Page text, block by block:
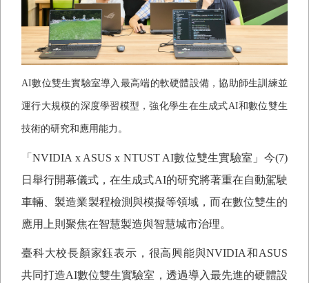
AI數位雙生實驗室導入最高端的軟硬體設備，協助師生訓練並
運行大規模的深度學習模型，強化學生在生成式AI和數位雙生
技術的研究和應用能力。
「NVIDIA x ASUS x NTUST AI數位雙生實驗室」今(7)
日舉行開幕儀式，在生成式AI的研究將著重在自動駕駛
車輛、製造業製程檢測與模擬等領域，而在數位雙生的
應用上則聚焦在智慧製造與智慧城市治理。
臺科大校長顏家鈺表示，很高興能與NVIDIA和ASUS
共同打造AI數位雙生實驗室，透過導入最先進的硬體設